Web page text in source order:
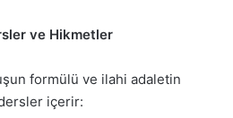
ve Hikmetler
formülü ve ilahi adaletin
içerir: